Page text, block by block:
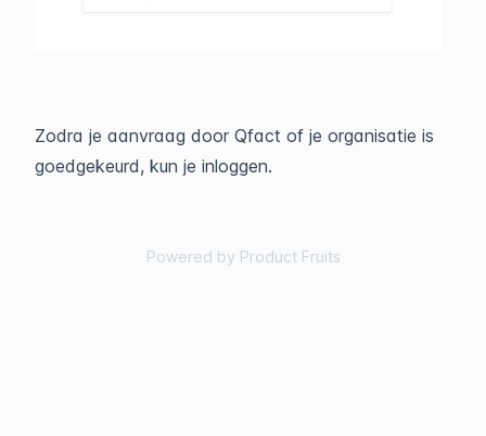
Zodra je aanvraag door Qfact of je organisatie is
goedgekeurd, kun je inloggen.
Powered by Product Fruits